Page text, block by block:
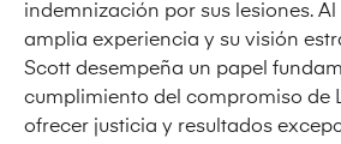
indemnización por sus lesiones.
amplia experiencia y su visión
Scott desempeña un papel
cumplimiento del compromiso de
ofrecer justicia y resultados